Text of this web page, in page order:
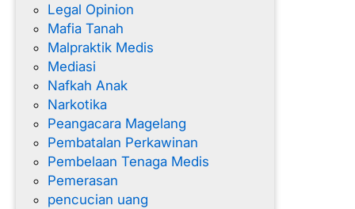
Legal Opinion
Mafia Tanah
Malpraktik Medis
Mediasi
Nafkah Anak
Narkotika
Peangacara Magelang
Pembatalan Perkawinan
Pembelaan Tenaga Medis
Pemerasan
pencucian uang